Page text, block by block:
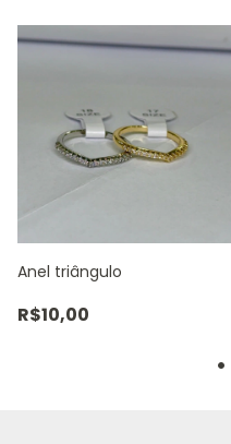
Anel triângulo
R$10,00